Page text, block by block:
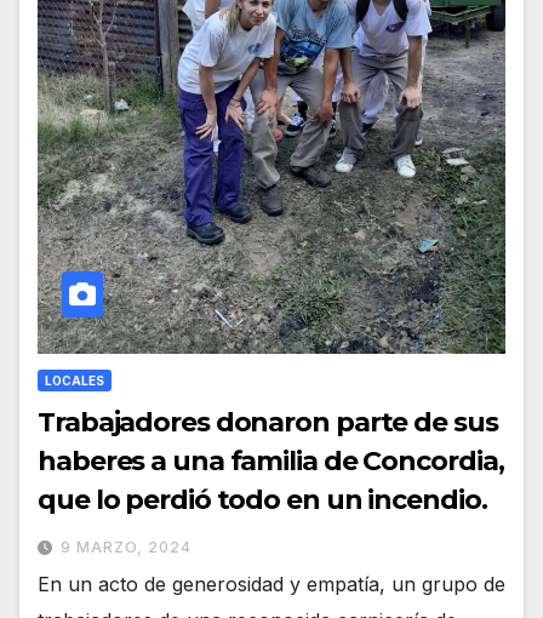
LOCALES
Trabajadores donaron parte de sus
haberes a una familia de Concordia,
que lo perdió todo en un incendio.
9 MARZO, 2024
En un acto de generosidad y empatía, un grupo de